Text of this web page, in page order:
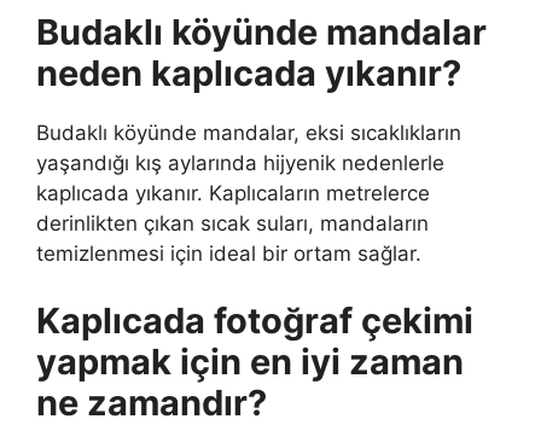
Budaklı köyünde mandalar
neden kaplıcada yıkanır?
Budaklı köyünde mandalar, eksi sıcaklıkların
yaşandığı kış aylarında hijyenik nedenlerle
kaplıcada yıkanır. Kaplıcaların metrelerce
derinlikten çıkan sıcak suları, mandaların
temizlenmesi için ideal bir ortam sağlar.
Kaplıcada fotoğraf çekimi
yapmak için en iyi zaman
ne zamandır?